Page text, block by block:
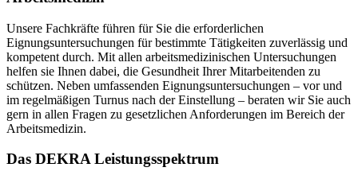
Unsere Fachkräfte führen für Sie die erforderlichen
Eignungsuntersuchungen für bestimmte Tätigkeiten zuverlässig und
kompetent durch. Mit allen arbeitsmedizinischen Untersuchungen
helfen sie Ihnen dabei, die Gesundheit Ihrer Mitarbeitenden zu
schützen. Neben umfassenden Eignungsuntersuchungen – vor und
im regelmäßigen Turnus nach der Einstellung – beraten wir Sie auch
gern in allen Fragen zu gesetzlichen Anforderungen im Bereich der
Arbeitsmedizin.
Das DEKRA Leistungsspektrum